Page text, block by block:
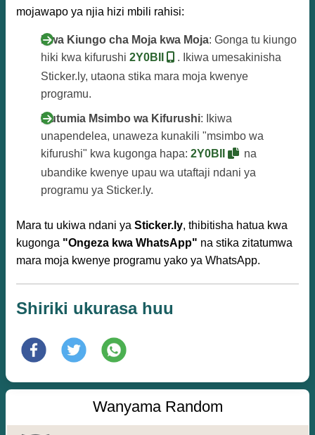
mojawapo ya njia hizi mbili rahisi:
Kwa Kiungo cha Moja kwa Moja: Gonga tu kiungo
hiki kwa kifurushi 2Y0BII
. Ikiwa umesakinisha
Sticker.ly, utaona stika mara moja kwenye
programu.
Kutumia Msimbo wa Kifurushi: Ikiwa
unapendelea, unaweza kunakili "msimbo wa
kifurushi" kwa kugonga hapa: 2Y0BII
na
ubandike kwenye upau wa utaftaji ndani ya
programu ya Sticker.ly.
Mara tu ukiwa ndani ya Sticker.ly, thibitisha hatua kwa
kugonga "Ongeza kwa WhatsApp" na stika zitatumwa
mara moja kwenye programu yako ya WhatsApp.
Shiriki ukurasa huu
Wanyama Random